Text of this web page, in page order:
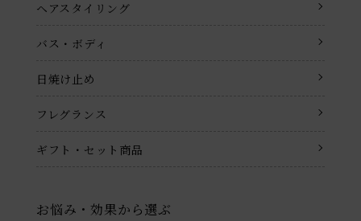
ヘアスタイリング
バス・ボディ
日焼け止め
フレグランス
ギフト・セット商品
お悩み・効果から選ぶ